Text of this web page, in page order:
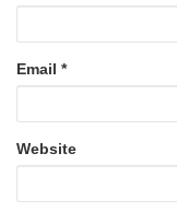
Email *
Website